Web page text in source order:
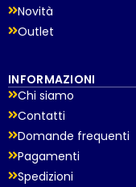
Novità
Outlet
INFORMAZIONI
Chi siamo
Contatti
Domande frequenti
Pagamenti
Spedizioni